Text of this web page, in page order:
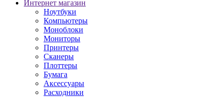
Интернет магазин
Ноутбуки
Компьютеры
Моноблоки
Мониторы
Принтеры
Сканеры
Плоттеры
Бумага
Аксессуары
Расходники